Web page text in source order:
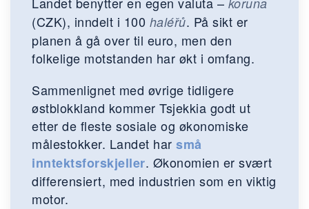
(CZK), inndelt i 100 haléřů. På sikt er
planen å gå over til euro, men den
folkelige motstanden har økt i omfang.
Sammenlignet med øvrige tidligere
østblokkland kommer Tsjekkia godt ut
etter de fleste sosiale og økonomiske
målestokker. Landet har små
inntektsforskjeller. Økonomien er svært
differensiert, med industrien som en viktig
motor.